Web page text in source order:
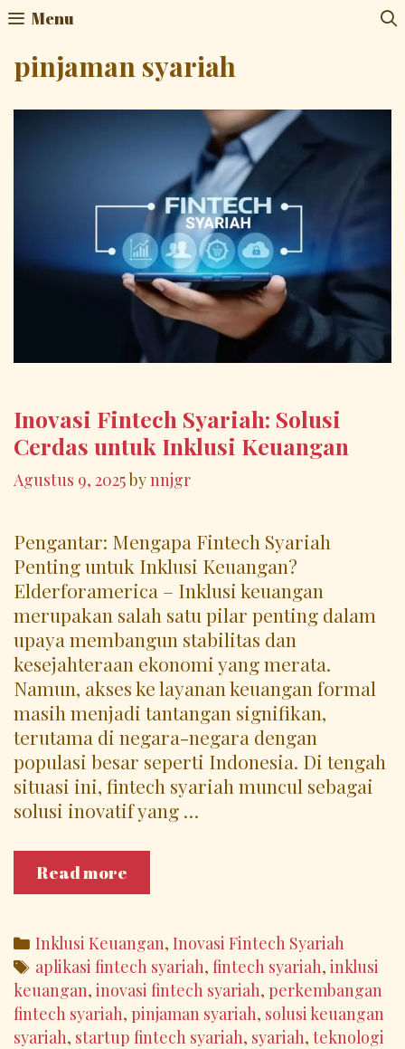
Skip
content
Menu
pinjaman syariah
Inovasi Fintech Syariah: Solusi
Cerdas untuk Inklusi Keuangan
Agustus 9, 2025bynnjgr
Pengantar: Mengapa Fintech Syariah
Penting untuk Inklusi Keuangan?
Elderforamerica – Inklusi keuangan
merupakan salah satu pilar penting dalam
upaya membangun stabilitas dan
kesejahteraan ekonomi yang merata.
Namun, akses ke layanan keuangan formal
masih menjadi tantangan signifikan,
terutama di negara-negara dengan
populasi besar seperti Indonesia. Di tengah
situasi ini, fintech syariah muncul sebagai
solusi inovatif yang …
Read more
Fintech
Solusi
Cerdas
untuk
Inklusi
Keuangan
Categories
Inklusi Keuangan, Inovasi Fintech Syariah
Tags
aplikasi fintech syariah, fintech syariah, inklusi
keuangan, inovasi fintech syariah, perkembangan
fintech syariah, pinjaman syariah, solusi keuangan
syariah, startup fintech syariah, syariah, teknologi